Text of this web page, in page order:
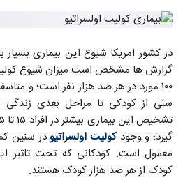
در کشور امریکا شیوع این بیماری
۱۰۰ مورد در هر صد هزار نفر است؛ و
سنی از کودکی تا مراحل بعدی
گیرد؛ و وجودکولیت اولسراتیو
معمول است. کودکانی که تحت تاثیر
کودک از هر صد هزار کودک هستند.